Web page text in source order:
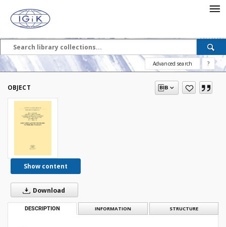
Advanced search ?
OBJECT
Show content
Download
DESCRIPTION INFORMATION STRUCTURE